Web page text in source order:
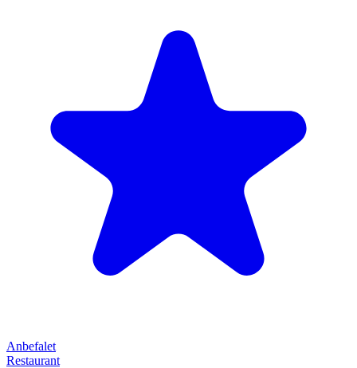
Anbefalet
Restaurant